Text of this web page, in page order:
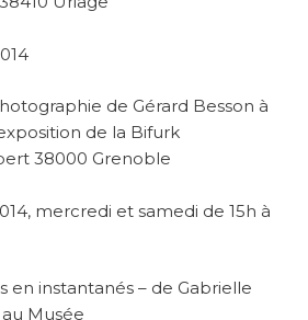
de Gérard Besson à
de la Bifurk
38000 Grenoble
mercredi et samedi de 15h à
en instantanés – de Gabrielle
Musée